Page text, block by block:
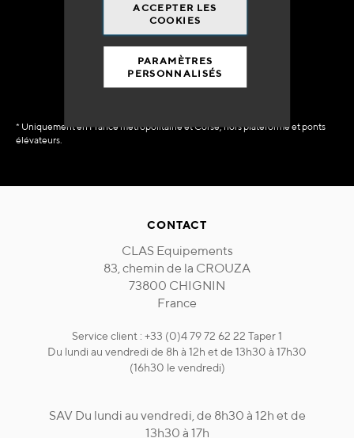
ACCEPTER LES
COOKIES
PARAMÈTRES
PERSONNALISÉS
90% du catalogue
en disponibilité
immédiate
* Uniquement en France métropolitaine et Corse, hors plateforme et ponts
élévateurs.
CONTACT
CLAS Equipements
83, chemin de la CROUZA
73800 CHIGNIN
France
Service client : +33 (0)4 79 72 62 22 Taper 1
Du lundi au vendredi de 8h à 12h et de 13h30 à 17h30
(16h30 le vendredi)
SAV Du lundi au vendredi, de 8h30 à 12h et de
13h30 à 17h